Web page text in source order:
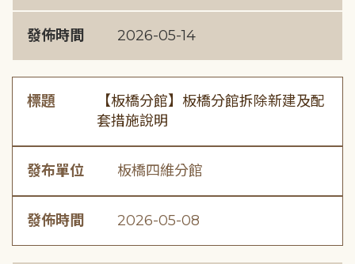
發佈時間 2026-05-14
標題
【板橋分館】板橋分館拆除新建及配
套措施說明
發布單位 板橋四維分館
發佈時間 2026-05-08